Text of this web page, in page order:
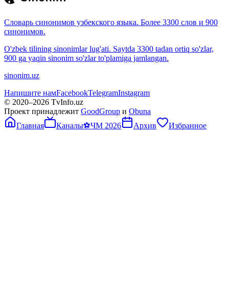
Словарь синонимов узбекского языка. Более 3300 слов и 900
синонимов.
O'zbek tilining sinonimlar lug'ati. Saytda 3300 tadan ortiq so'zlar,
900 ga yaqin sinonim so'zlar to'plamiga jamlangan.
sinonim.uz
Напишите намFacebookTelegramInstagram
© 2020–2026 TvInfo.uz
Проект принадлежит GoodGroup и Obuna
Главная
Каналы⚽ЧМ 2026 Архив Избранное